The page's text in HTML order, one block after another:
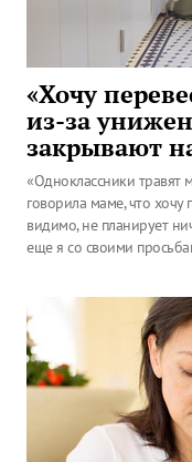
«Хочу
из-за
закрывают
«Одноклассники травят
говорила маме, что хочу
видимо, не планирует
еще я со своими